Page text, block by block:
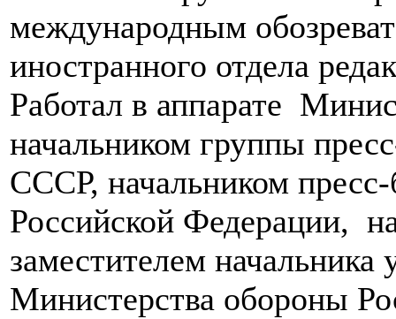
международным
иностранного отдела
Работал в аппарате
начальником группы
СССР, начальником
Российской Федерации,
заместителем
Министерства обороны